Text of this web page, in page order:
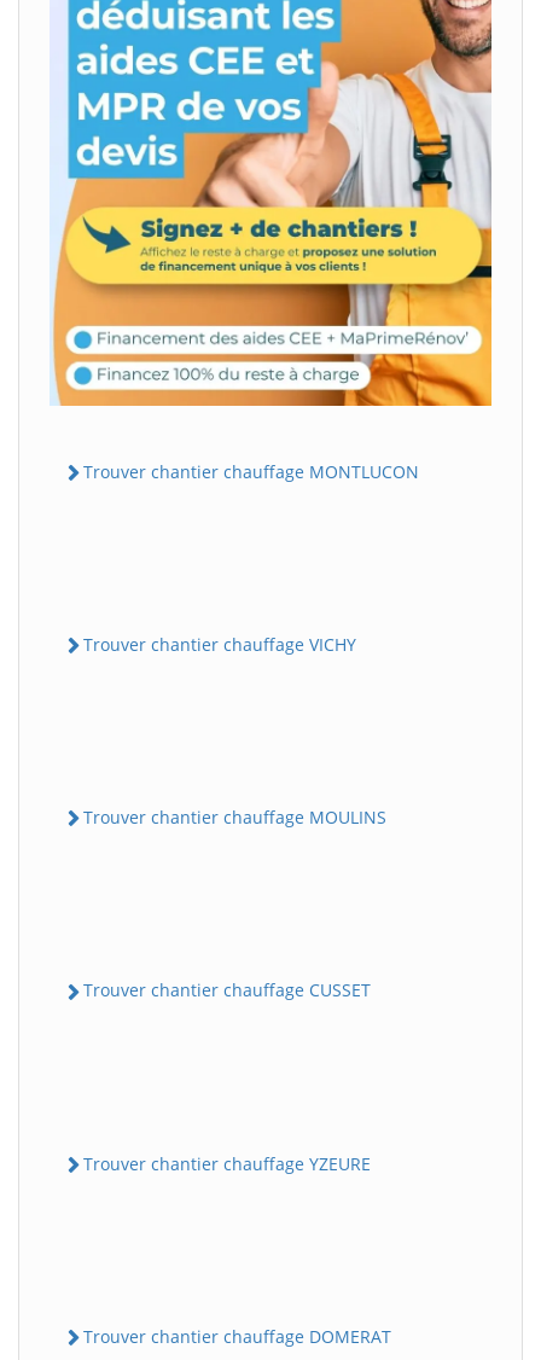
Trouver chantier chauffage MONTLUCON
Trouver chantier chauffage VICHY
Trouver chantier chauffage MOULINS
Trouver chantier chauffage CUSSET
Trouver chantier chauffage YZEURE
Trouver chantier chauffage DOMERAT